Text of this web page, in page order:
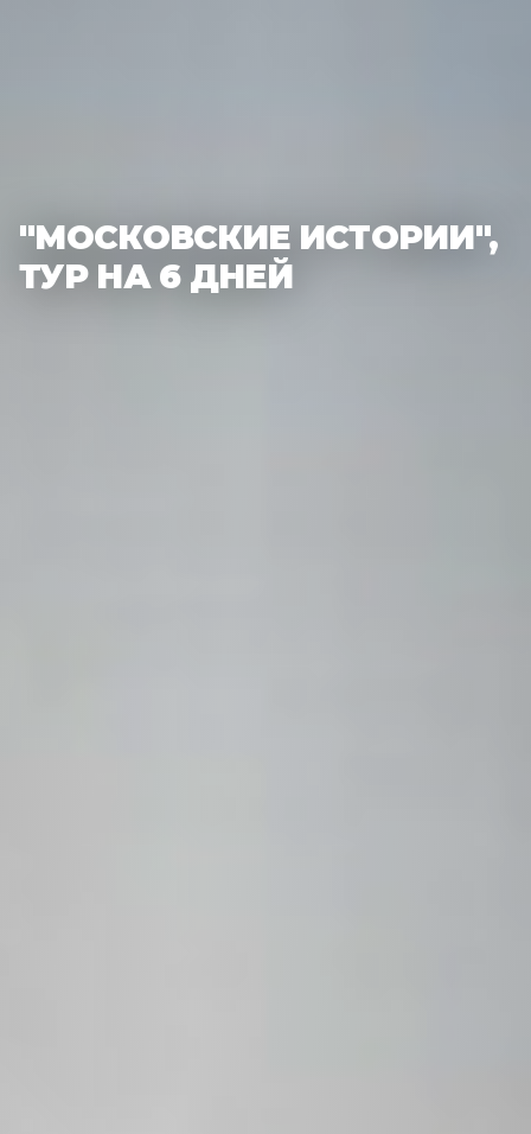
"МОСКОВСКИЕ ИСТОРИИ",
ТУР НА 6 ДНЕЙ